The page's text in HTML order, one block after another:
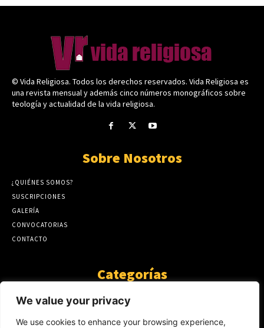
We value your privacy
We use cookies to enhance your browsing experience,
© Vida Religiosa. Todos los derechos reservados. Vida Religiosa es
una revista mensual y además cinco números monográficos sobre
teología y actualidad de la vida religiosa.
Sobre Nosotros
¿QUIÉNES SOMOS?
SUSCRIPCIONES
GALERÍA
CONVOCATORIAS
CONTACTO
Categorías
ARTÍCULOS
GUANTE DE SEDA
AL CALOR DE LA PALABRA